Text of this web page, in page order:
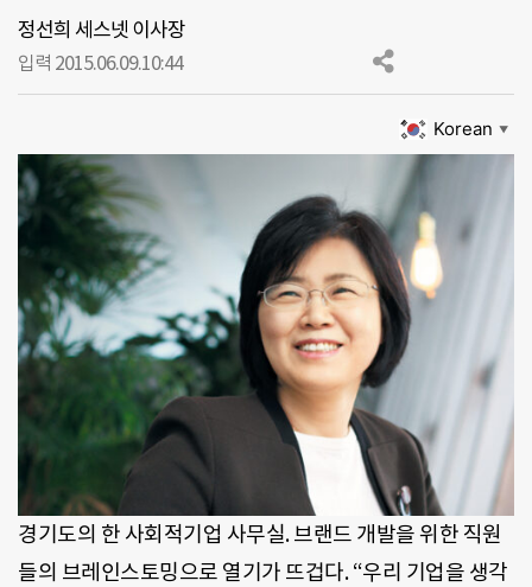
정선희 세스넷 이사장
입력 2015.06.09.10:44
Korean ▼
경기도의 한 사회적기업 사무실. 브랜드 개발을 위한 직원
들의 브레인스토밍으로 열기가 뜨겁다. “우리 기업을 생각